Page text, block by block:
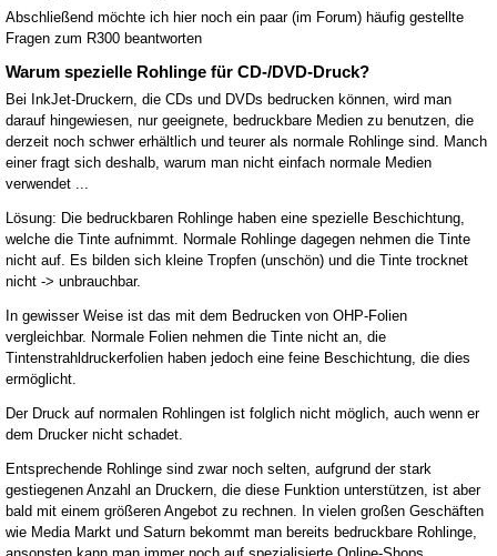
Abschließend möchte ich hier noch ein paar (im Forum) häufig gestellte
Fragen zum R300 beantworten
Warum spezielle Rohlinge für CD-/DVD-Druck?
Bei InkJet-Druckern, die CDs und DVDs bedrucken können, wird man
darauf hingewiesen, nur geeignete, bedruckbare Medien zu benutzen, die
derzeit noch schwer erhältlich und teurer als normale Rohlinge sind. Manch
einer fragt sich deshalb, warum man nicht einfach normale Medien
verwendet ...
Lösung: Die bedruckbaren Rohlinge haben eine spezielle Beschichtung,
welche die Tinte aufnimmt. Normale Rohlinge dagegen nehmen die Tinte
nicht auf. Es bilden sich kleine Tropfen (unschön) und die Tinte trocknet
nicht -> unbrauchbar.
In gewisser Weise ist das mit dem Bedrucken von OHP-Folien
vergleichbar. Normale Folien nehmen die Tinte nicht an, die
Tintenstrahldruckerfolien haben jedoch eine feine Beschichtung, die dies
ermöglicht.
Der Druck auf normalen Rohlingen ist folglich nicht möglich, auch wenn er
dem Drucker nicht schadet.
Entsprechende Rohlinge sind zwar noch selten, aufgrund der stark
gestiegenen Anzahl an Druckern, die diese Funktion unterstützen, ist aber
bald mit einem größeren Angebot zu rechnen. In vielen großen Geschäften
wie Media Markt und Saturn bekommt man bereits bedruckbare Rohlinge,